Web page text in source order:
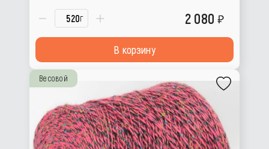
г 2 080
В корзину
Весовой